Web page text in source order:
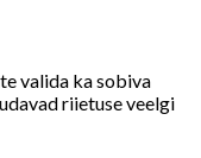
valida ka sobiva
riietuse veelgi